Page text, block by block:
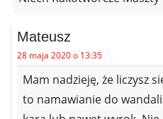
Mateusz
28 maja 2020 o 13:35
Mam nadzieję, że liczysz
to namawianie do